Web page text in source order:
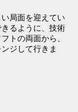
局面を迎えてい
るように、技術
トの両面から、
ジして行きま